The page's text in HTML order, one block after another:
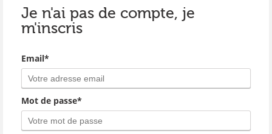
Je n'ai pas de compte, je
m'inscris
Email*
Mot de passe*